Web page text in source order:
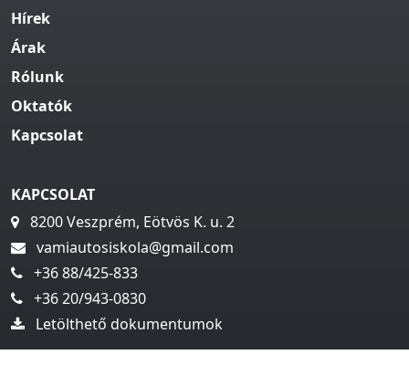
Hírek
Árak
Rólunk
Oktatók
Kapcsolat
KAPCSOLAT
8200 Veszprém, Eötvös K. u. 2
vamiautosiskola@gmail.com
+36 88/425-833
+36 20/943-0830
Letölthető dokumentumok